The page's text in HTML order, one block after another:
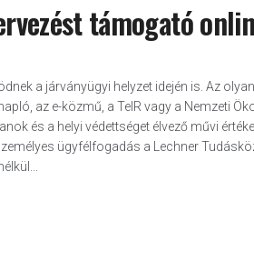
támogató
a járványügyi helyzet idején is. Az
az e-közmű, a TeIR vagy a Nemzeti
és a helyi védettséget élvező művi
ügyfélfogadás a Lechner